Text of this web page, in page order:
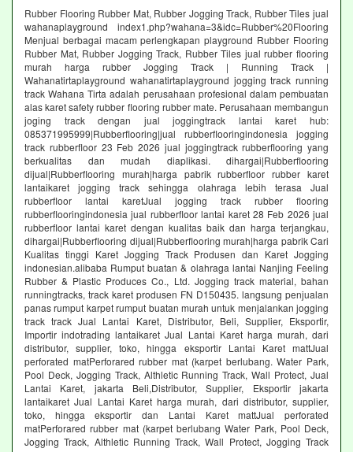
Rubber Flooring Rubber Mat, Rubber Jogging Track, Rubber Tiles jual
wahanaplayground index1.php?wahana=3&idc=Rubber%20Flooring
Menjual berbagai macam perlengkapan playground Rubber Flooring
Rubber Mat, Rubber Jogging Track, Rubber Tiles jual rubber flooring
murah harga rubber Jogging Track | Running Track |
Wahanatirtaplayground wahanatirtaplayground jogging track running
track Wahana Tirta adalah perusahaan profesional dalam pembuatan
alas karet safety rubber flooring rubber mate. Perusahaan membangun
joging track dengan jual joggingtrack lantai karet hub:
085371995999|Rubberflooring|jual rubberflooringindonesia jogging
track rubberfloor 23 Feb 2026 jual joggingtrack rubberflooring yang
berkualitas dan mudah diaplikasi. dihargai|Rubberflooring
dijual|Rubberflooring murah|harga pabrik rubberfloor rubber karet
lantaikaret jogging track sehingga olahraga lebih terasa Jual
rubberfloor lantai karetJual jogging track rubber flooring
rubberflooringindonesia jual rubberfloor lantai karet 28 Feb 2026 jual
rubberfloor lantai karet dengan kualitas baik dan harga terjangkau,
dihargai|Rubberflooring dijual|Rubberflooring murah|harga pabrik Cari
Kualitas tinggi Karet Jogging Track Produsen dan Karet Jogging
indonesian.alibaba Rumput buatan & olahraga lantai Nanjing Feeling
Rubber & Plastic Produces Co., Ltd. Jogging track material, bahan
runningtracks, track karet produsen FN D150435. langsung penjualan
panas rumput karpet rumput buatan murah untuk menjalankan jogging
track track Jual Lantai Karet, Distributor, Beli, Supplier, Eksportir,
Importir indotrading lantaikaret Jual Lantai Karet harga murah, dari
distributor, supplier, toko, hingga eksportir Lantai Karet mattJual
perforated matPerforared rubber mat (karpet berlubang. Water Park,
Pool Deck, Jogging Track, Althletic Running Track, Wall Protect, Jual
Lantai Karet, jakarta Beli,Distributor, Supplier, Eksportir jakarta
lantaikaret Jual Lantai Karet harga murah, dari distributor, supplier,
toko, hingga eksportir dan Lantai Karet mattJual perforated
matPerforared rubber mat (karpet berlubang Water Park, Pool Deck,
Jogging Track, Althletic Running Track, Wall Protect, Jogging Track